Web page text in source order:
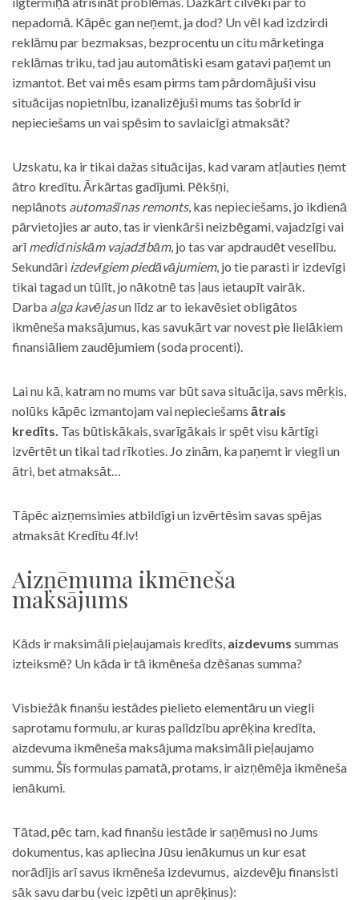
nepadomā. Kāpēc gan neņemt, ja dod? Un vēl kad izdzirdi
reklāmu par bezmaksas, bezprocentu un citu mārketinga
reklāmas triku, tad jau automātiski esam gatavi paņemt un
izmantot. Bet vai mēs esam pirms tam pārdomājuši visu
situācijas nopietnību, izanalizējuši mums tas šobrīd ir
nepieciešams un vai spēsim to savlaicīgi atmaksāt?
Uzskatu, ka ir tikai dažas situācijas, kad varam atļauties ņemt
ātro kredītu. Ārkārtas gadījumi. Pēkšņi,
neplānots automašīnas remonts, kas nepieciešams, jo ikdienā
pārvietojies ar auto, tas ir vienkārši neizbēgami, vajadzīgi vai
arīmedicīniskām vajadzībām, jo tas var apdraudēt veselību.
Sekundāri izdevīgiem piedāvājumiem, jo tie parasti ir izdevīgi
tikai tagad un tūlīt, jo nākotnē tas ļaus ietaupīt vairāk.
Darba alga kavējasun līdz ar to iekavēsiet obligātos
ikmēneša maksājumus, kas savukārt var novest pie lielākiem
finansiāliem zaudējumiem (soda procenti).
Lai nu kā, katram no mums var būt sava situācija, savs mērķis,
nolūks kāpēc izmantojam vai nepieciešams ātrais
kredīts. Tas būtiskākais, svarīgākais ir spēt visu kārtīgi
izvērtēt un tikai tad rīkoties. Jo zinām, ka paņemt ir viegli un
ātri, bet atmaksāt…
Tāpēc aizņemsimies atbildīgi un izvērtēsim savas spējas
atmaksāt Kredītu 4f.lv!
Aizņēmuma ikmēneša
maksājums
Kāds ir maksimāli pieļaujamais kredīts, aizdevums summas
izteiksmē? Un kāda ir tā ikmēneša dzēšanas summa?
Visbiežāk finanšu iestādes pielieto elementāru un viegli
saprotamu formulu, ar kuras palīdzību aprēķina kredīta,
aizdevuma ikmēneša maksājuma maksimāli pieļaujamo
summu. Šīs formulas pamatā, protams, ir aizņēmēja ikmēneša
ienākumi.
Tātad, pēc tam, kad finanšu iestāde ir saņēmusi no Jums
dokumentus, kas apliecina Jūsu ienākumus un kur esat
norādījis arī savus ikmēneša izdevumus, aizdevēju finansisti
sāk savu darbu (veic izpēti un aprēķinus):